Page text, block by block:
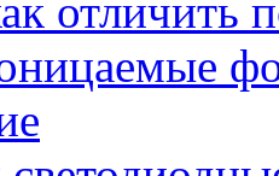
отличить